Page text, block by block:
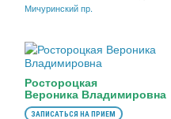
Мичуринский пр.
Ростороцкая
Вероника Владимировна
ЗАПИСАТЬСЯ НА ПРИЕМ